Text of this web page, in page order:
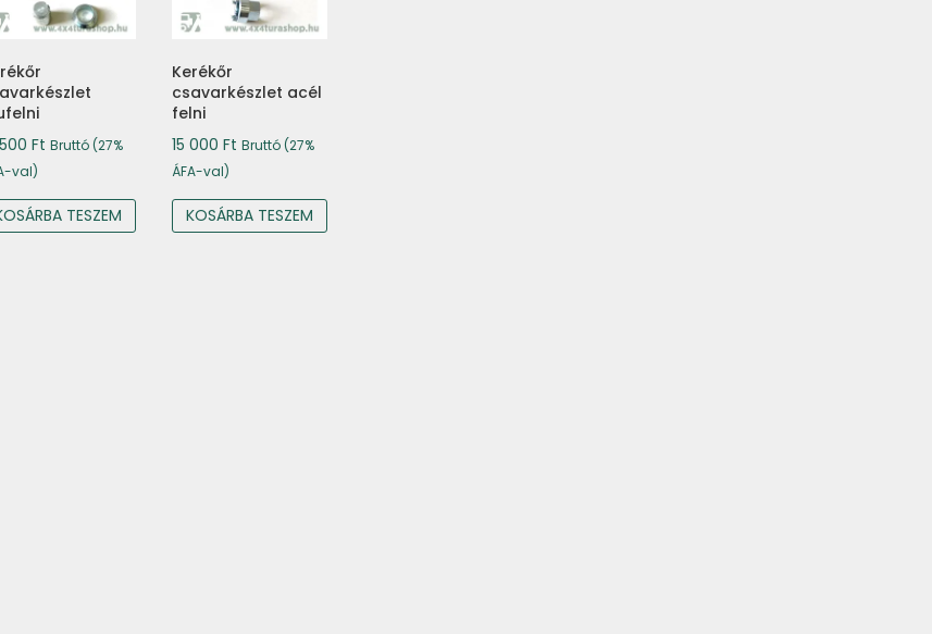
Ft Bruttó (27%
val)
TESZEM
Kerékőr
csavarkészlet acél
felni
15 000 Ft Bruttó (27%
ÁFA-val)
KOSÁRBA TESZEM